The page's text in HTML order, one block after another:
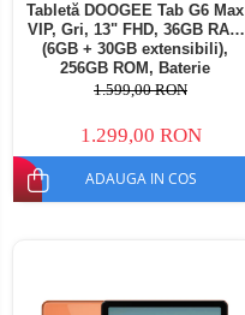
Telefoane mobile HUAWEI
Telefoane mobile iHunt
Telefoane mobile Xiaomi
Telefoane mobile Realme
Telefoane mobile ZTE Nubia
Tabletă DOOGEE Tab G6 Max
VIP, Gri, 13" FHD, 36GB RAM
(6GB + 30GB extensibili),
256GB ROM, Baterie
10800mAh, Android, Wi-Fi
1.599,00 RON
1.299,00 RON
ADAUGA IN COS